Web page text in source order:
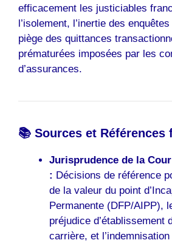
efficacement les justiciables
l’isolement, l’inertie des
piège des quittances
prématurées imposées par les
d’assurances.
📚 Sources et Références
Jurisprudence de la
: Décisions de référence
de la valeur du point
Permanente (DFP/AIPP),
préjudice d’établissement
carrière, et l’indemnisation